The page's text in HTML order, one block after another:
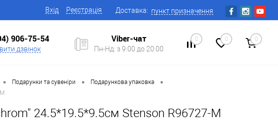
Вхід Реєстрація Доставка: пункт призначення
906-75-54
дзвінок
Viber-чат
Пн-Нд: з 9:00 до 20:00
0 0 0
• Подарунки та сувеніри • Подарункова упаковка •
24.5*19.5*9.5см Stenson R96727-M